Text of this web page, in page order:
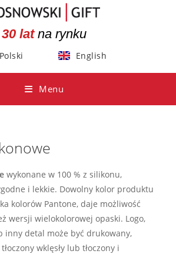
30 lat na rynku
Polski English
Menu
wykonane w 100 % z silikonu,
i lekkie. Dowolny kolor produktu
kolorów Pantone, daje możliwość
wersji wielokolorowej opaski. Logo,
inny detal może być drukowany,
wklęsły lub tłoczony i